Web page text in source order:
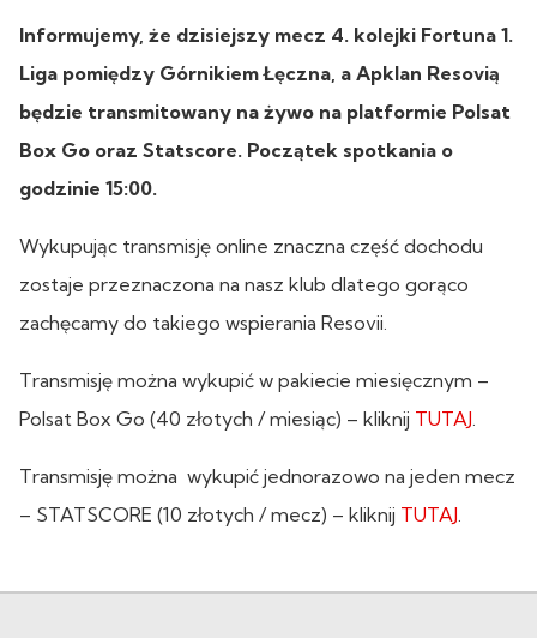
Informujemy, że dzisiejszy mecz 4. kolejki Fortuna 1.
Liga pomiędzy Górnikiem Łęczna, a Apklan Resovią
będzie transmitowany na żywo na platformie Polsat
Box Go oraz Statscore. Początek spotkania o
godzinie 15:00.
Wykupując transmisję online znaczna część dochodu
zostaje przeznaczona na nasz klub dlatego gorąco
zachęcamy do takiego wspierania Resovii.
Transmisję można wykupić w pakiecie miesięcznym –
Polsat Box Go (40 złotych / miesiąc) – kliknij TUTAJ
Transmisję można wykupić jednorazowo na jeden mecz
– STATSCORE (10 złotych / mecz) – kliknij TUTAJ